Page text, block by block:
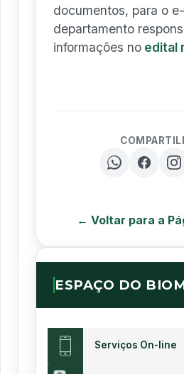
documentos, para o
departamento
informações no edital
← Voltar para a
ESPAÇO DO
Serviços On-line